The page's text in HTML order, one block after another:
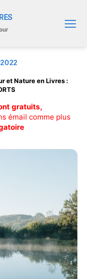
et Nature en Livres :
gratuits,
émail comme plus